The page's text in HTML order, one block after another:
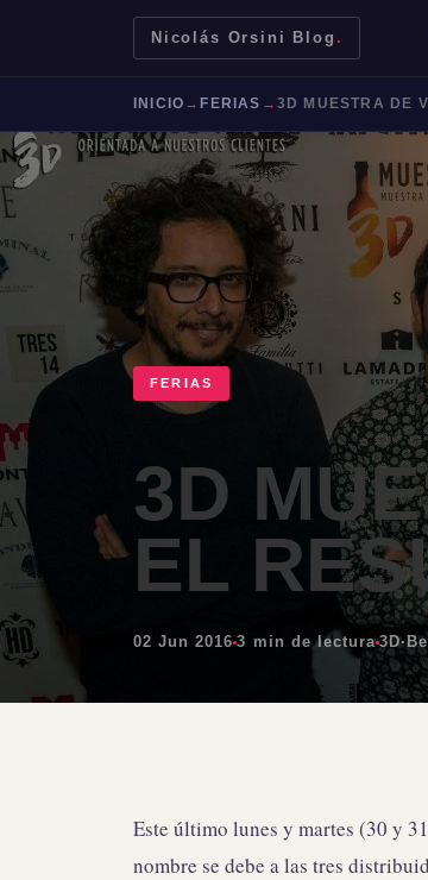
Nicolás Orsini Blog .
Mendoza Bodegas
INICIO → FERIAS → 3D MUESTRA DE
FERIAS
3D
EL
02 Jun 2016 3 min de lectura 3D·
Este último lunes y martes (30 y
nombre se debe a las tres